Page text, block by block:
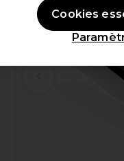
Cookies